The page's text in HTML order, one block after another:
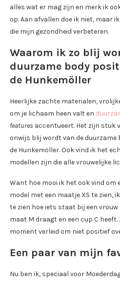
alles wat er mag zijn en merk ik
op. Aan afvallen doe ik niet, maar
die mijn gezondheid verbeteren.
Waarom ik zo blij
duurzame body
de Hunkemöller
Heerlijke zachte materialen,
om je lichaam heen valt en
features accentueert. Het zijn stuk
onwijs blij wordt van de
de Hunkemöller. Ook vind ik het
modellen zijn die alle vrouwelijke
Want hoe mooi ik het ook vind om
model met een maatje XS te zien,
te zien hoe iets staat bij een
maat M draagt en een cup C heeft.
moment verleid om niet positief
Een paar van mijn
Nu ben ik, speciaal voor